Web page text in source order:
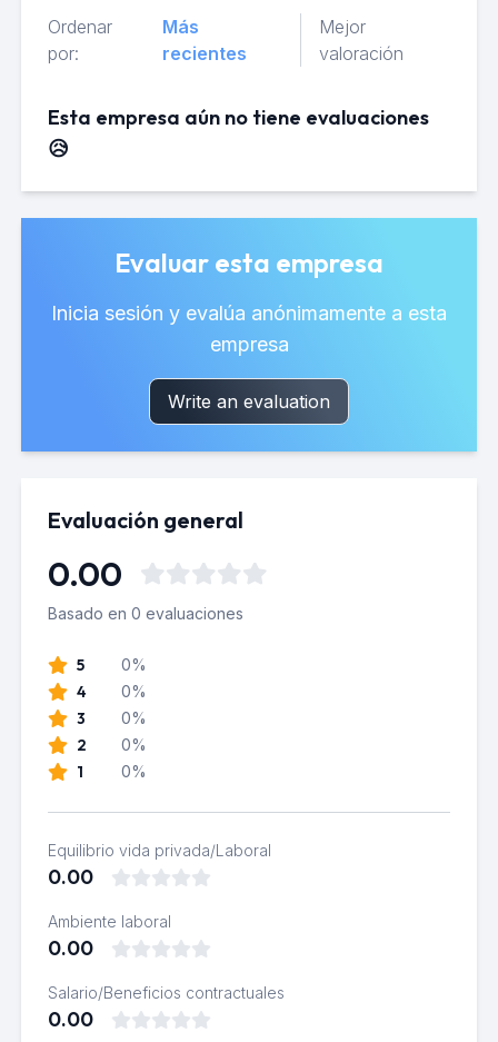
Ordenar
por:
Más
recientes
Mejor
valoración
Esta empresa aún no tiene evaluaciones
😥
Evaluar esta empresa
Inicia sesión y evalúa anónimamente a esta
empresa
Write an evaluation
Evaluación general
0.00
Basado en 0 evaluaciones
5 0%
4 0%
3 0%
2 0%
1 0%
Equilibrio vida privada/Laboral
0.00
Ambiente laboral
0.00
Salario/Beneficios contractuales
0.00